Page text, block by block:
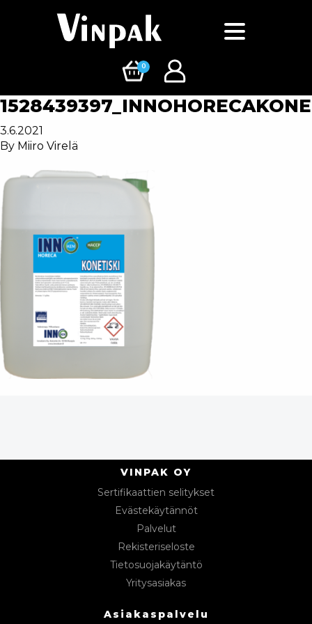
0
3.6.2021
By Miiro Virelä
VINPAK OY
Sertifikaattien selitykset
Evästekäytännöt
Palvelut
Rekisteriseloste
Tietosuojakäytäntö
Yritysasiakas
Asiakaspalvelu